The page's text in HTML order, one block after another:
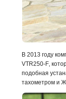
В 2013 году
VTR250-F,
подобная
тахометром и